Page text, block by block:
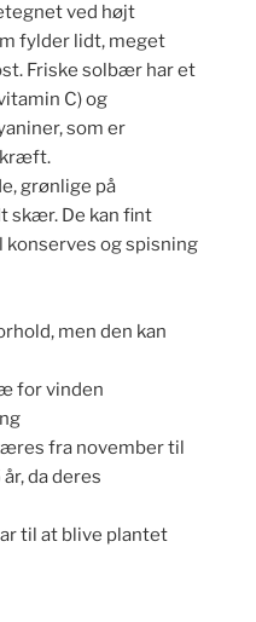
ved højt
fylder lidt, meget
Friske solbær har et
C) og
som er
kræft.
grønlige på
skær. De kan fint
konserves og spisning
men den kan
for vinden
fra november til
da deres
til at blive plantet